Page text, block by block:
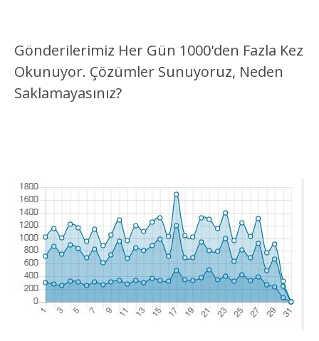
Gönderilerimiz Her Gün 1000'den Fazla Kez
Okunuyor. Çözümler Sunuyoruz, Neden
Saklamayasınız?